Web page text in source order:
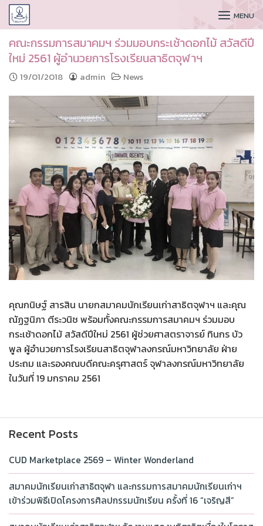
CUDAA MENU
คณะกรรมการสมาคมฯ ร่วมมอบกระเช้าดอกไม้ สวัสดีปี
ใหม่ 2561 ผู้อำนวยการโรงเรียนสาธิตจุฬาฯ
19/01/2018 admin News
คุณกนิษฐ์ สารสิน นายกสมาคมนักเรียนเก่าสาธิตจุฬาฯ และคุณ
ณัฏฐนิภา ตีระวนิช พร้อมทั้งคณะกรรมการสมาคมฯ ร่วมมอบ
กระเช้าดอกไม้ สวัสดีปีใหม่ 2561 ผู้ช่วยศาสตราจารย์ ทินกร บัว
พูล ผู้อำนวยการโรงเรียนสาธิตจุฬาลงกรณ์มหาวิทยาลัย ฝ่าย
ประถม และรองคณบดีคณะครุศาสตร์ จุฬาลงกรณ์มหาวิทยาลัย
ในวันที่ 19 มกราคม 2561
Recent Posts
CUD Marketplace 2569 – Winter Wonderland
สมาคมนักเรียนเก่าสาธิตจุฬา และกรรมการสมาคมนักเรียนเก่าฯ
เข้าร่วมพิธีเปิดโครงการศิลปกรรมนักเรียน ครั้งที่ 16 “เจริญสี”